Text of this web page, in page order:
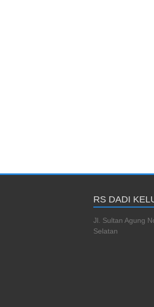
RS DADI
Jl. Sultan Agung
Selatan